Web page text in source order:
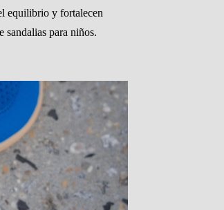
equilibrio y fortalecen
sandalias para niños.